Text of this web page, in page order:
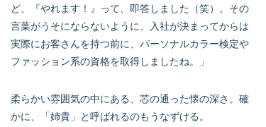
ど、『やれます！』って、即答しました（笑）。その
言葉がうそにならないように、入社が決まってからは
実際にお客さんを持つ前に、パーソナルカラー検定や
ファッション系の資格を取得しましたね。」
柔らかい雰囲気の中にある、芯の通った懐の深さ。確
かに、「姉貴」と呼ばれるのもうなずける。